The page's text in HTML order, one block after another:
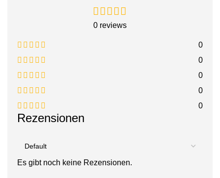
0 reviews
0
0
0
0
0
Rezensionen
Es gibt noch keine Rezensionen.